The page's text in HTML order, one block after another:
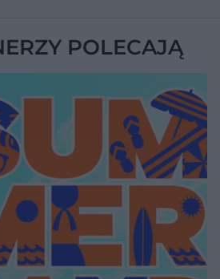
POLECAJĄ